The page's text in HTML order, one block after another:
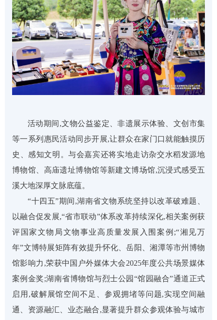
活动期间,文物公益鉴定、非遗展示体验、文创市集
等一系列惠民活动同步开展,让群众在家门口就能触摸历
史、感知文明。与会嘉宾还将实地走访杂交水稻发源地
博物馆、高庙遗址博物馆等新建文博场馆,沉浸式感受五
溪大地深厚文脉底蕴。
“十四五”期间,湖南省文物系统坚持以改革破难题、
以融合促发展,“省市联动”体系改革持续深化,相关案例获
评国家文物局文物事业高质量发展入围案例;“湘见万
年”文博特展矩阵有效提升怀化、岳阳、湘潭等市州博物
馆影响力,荣获中国户外媒体大会2025年度公共场景媒体
案例金奖;湖南省博物馆与烈士公园“馆园融合”通道正式
启用,破解展馆空间不足、参观拥堵等问题,实现空间融
通、资源融汇、业态融合,显著提升群众参观体验与城市